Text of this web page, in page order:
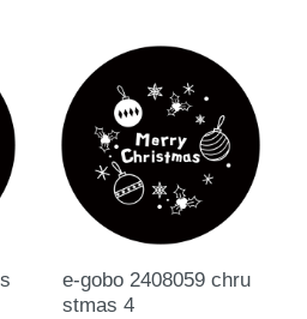
e-gobo 2408059 chru
stmas 4